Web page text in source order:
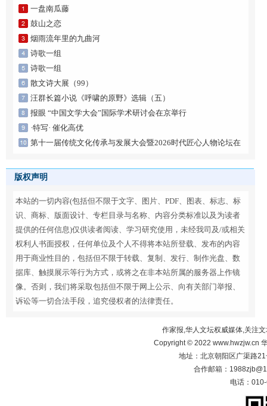
一盘南瓜藤
鼓山之恋
烟雨流年里的九曲河
诗歌一组
诗歌一组
散文诗大展（99）
汪群长篇小说《呼啸的原野》选辑（五）
报眼 “中国文学大会”国际学术研讨会在京举行
·特写· 催化高优
第十一届传统文化传承与发展大会暨2026时代匠心人物论坛在
版权声明
本站的一切内容(包括但不限于文字、图片、PDF、图表、标志、标
识、商标、版面设计、专栏目录与名称、内容分类标准以及为读者
提供的任何信息)仅供读者阅读、学习研究使用，未经我司及/或相关
权利人书面授权，任何单位及个人不得将本站所登载、发布的内容
用于商业性目的，包括但不限于转载、复制、发行、制作光盘、数
据库、触摸展示等行为方式，或将之在非本站所属的服务器上作镜
像。否则，我们将采取包括但不限于网上公示、向有关部门举报、
诉讼等一切合法手段，追究侵权者的法律责任。
作家报,华人文坛权威媒体,关注
Copyright © 2022 www.hwzjw.cn
地址：北京朝阳区广渠路
合作邮箱：
电话：